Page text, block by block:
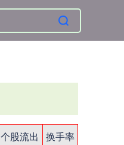
个股流出
换手率